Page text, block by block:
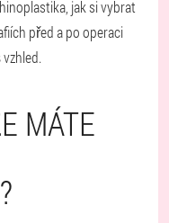
jak si vybrat
před a po operaci
MÁTE